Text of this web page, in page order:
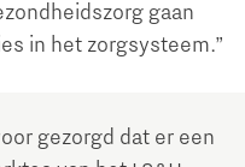
gaan
in het zorgsysteem.”
gezorgd dat er een